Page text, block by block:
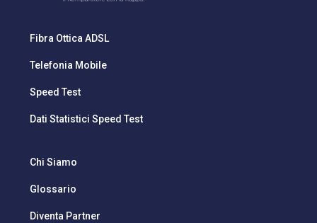
Fibra Ottica ADSL
Telefonia Mobile
Speed Test
Dati Statistici Speed Test
Chi Siamo
Glossario
Diventa Partner